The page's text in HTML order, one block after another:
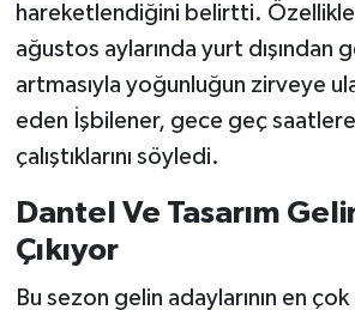
hareketlendiğini belirtti.
ağustos aylarında yurt dışından
artmasıyla yoğunluğun zirveye
eden İşbilener, gece geç
çalıştıklarını söyledi.
Dantel Ve Tasarım
Çıkıyor
Bu sezon gelin adaylarının en